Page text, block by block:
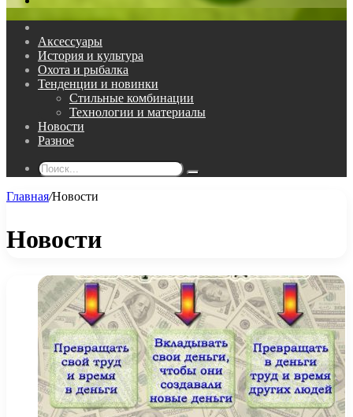
Аксессуары
История и культура
Охота и рыбалка
Тенденции и новинки
Стильные комбинации
Технологии и материалы
Новости
Разное
Поиск...
Главная/Новости
Новости